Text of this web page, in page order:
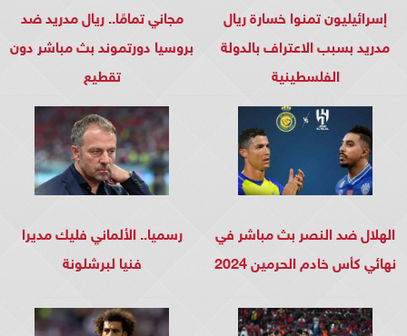
إسرائيليون تمنوا خسارة ريال
مدريد بسبب الاعتراف بالدولة
الفلسطينية
مجاني تمامًا.. ريال مدريد ضد
بروسيا دورتموند بث مباشر دون
تقطيع
الهلال ضد النصر بث مباشر في
نهائي كأس خادم الحرمين 2024
رسميا.. الألماني فليك مديرا
فنيا لبرشلونة